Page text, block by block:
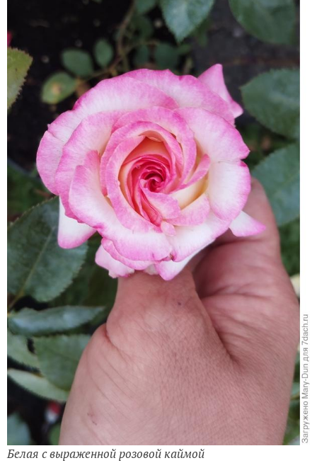
Белая с выраженной розовой каймой